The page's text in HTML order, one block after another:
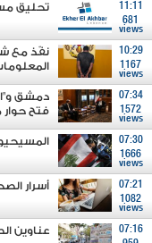
11:11
681
views
تحليق
10:29
1167
views
نفّذ مع
07:34
1572
views
دمشق
فتح حوار
07:30
1666
views
07:21
1082
views
أسرار الصحف 6
07:16
عناوين الصحف